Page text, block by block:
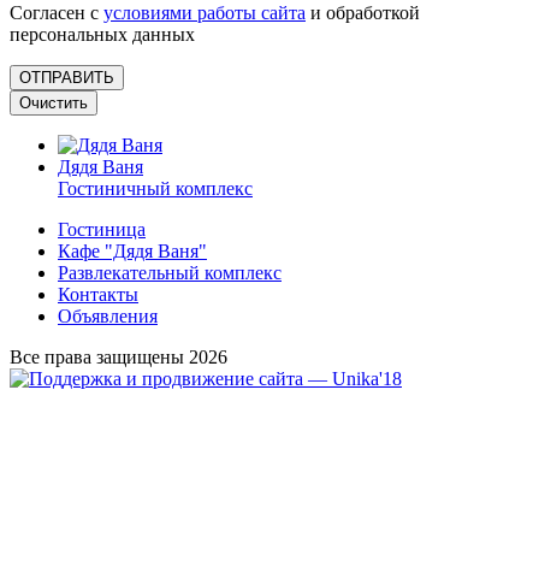
Согласен с условиями работы сайта и обработкой
персональных данных
Дядя Ваня
Гостиничный комплекс
Гостиница
Кафе "Дядя Ваня"
Развлекательный комплекс
Контакты
Объявления
Все права защищены 2026